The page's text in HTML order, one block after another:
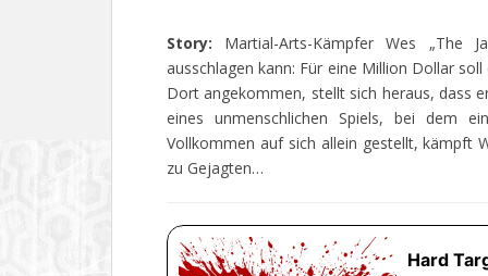
Story: Martial-Arts-Kämpfer Wes „The
ausschlagen kann: Für eine Million Dollar
Dort angekommen, stellt sich heraus, dass
eines unmenschlichen Spiels, bei dem
Vollkommen auf sich allein gestellt, kämpft
zu Gejagten…